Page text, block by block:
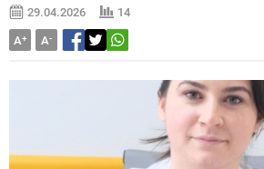
29.04.2026
14
A+ A-